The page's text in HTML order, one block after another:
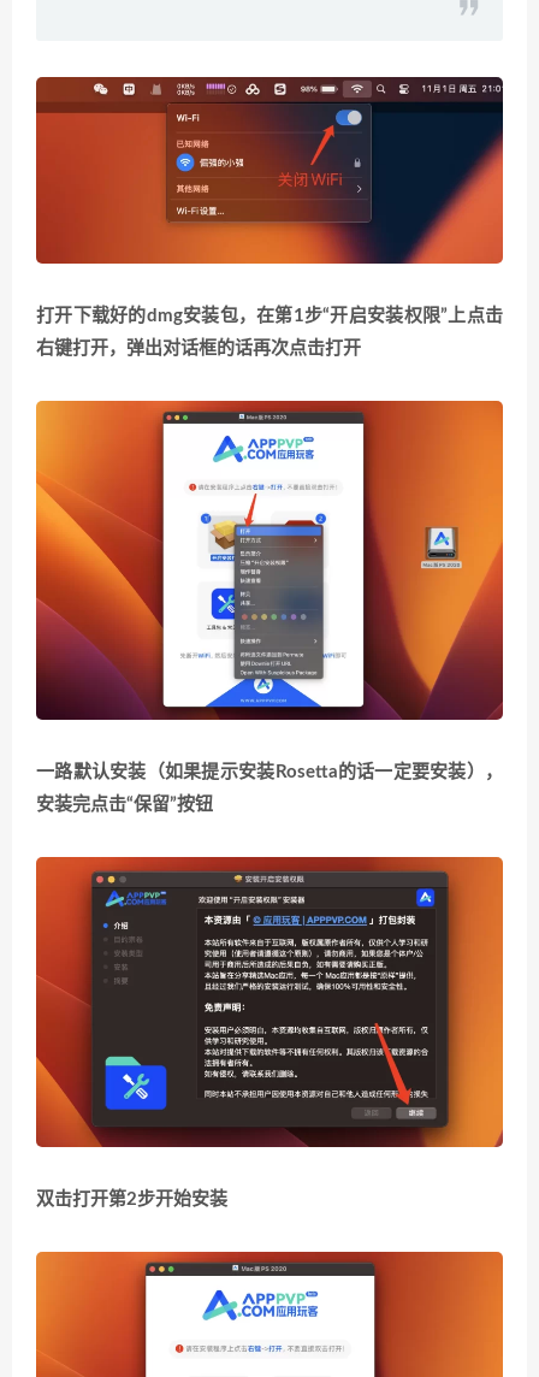
打开下载好的dmg安装包，在第1步“开启安装权限”上点击
右键打开，弹出对话框的话再次点击打开
一路默认安装 （如果提示安装Rosetta的话一定要安装）
，
安装完点击“保留”按钮
双击打开第2步开始安装